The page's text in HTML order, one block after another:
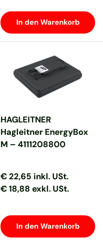
In den Warenkorb
HAGLEITNER
Hagleitner EnergyBox
M – 4111208800
Normaler Preis
Normaler Preis
€ 22,65 inkl. USt.
€ 18,88 exkl. USt.
In den Warenkorb